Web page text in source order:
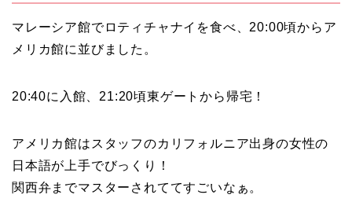
マレーシア館でロティチャナイを食べ、20:00頃からア
メリカ館に並びました。
20:40に入館、21:20頃東ゲートから帰宅！
アメリカ館はスタッフのカリフォルニア出身の女性の
日本語が上手でびっくり！
関西弁までマスターされててすごいなぁ。